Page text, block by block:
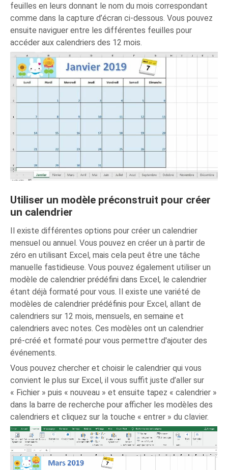
feuilles en leurs donnant le nom du mois correspondant
comme dans la capture d’écran ci-dessous. Vous pouvez
ensuite naviguer entre les différentes feuilles pour
accéder aux calendriers des 12 mois.
Utiliser un modèle préconstruit pour créer
un calendrier
Il existe différentes options pour créer un calendrier
mensuel ou annuel. Vous pouvez en créer un à partir de
zéro en utilisant Excel, mais cela peut être une tâche
manuelle fastidieuse. Vous pouvez également utiliser un
modèle de calendrier prédéfini dans Excel, le calendrier
étant déjà formaté pour vous. Il existe une variété de
modèles de calendrier prédéfinis pour Excel, allant de
calendriers sur 12 mois, mensuels, en semaine et
calendriers avec notes. Ces modèles ont un calendrier
pré-créé et formaté pour vous permettre d'ajouter des
événements.
Vous pouvez chercher et choisir le calendrier qui vous
convient le plus sur Excel, il vous suffit juste d’aller sur
« Fichier » puis « nouveau » et ensuite tapez « calendrier »
dans la barre de recherche pour afficher les modèles des
calendriers et cliquez sur la touche « entrer » du clavier.